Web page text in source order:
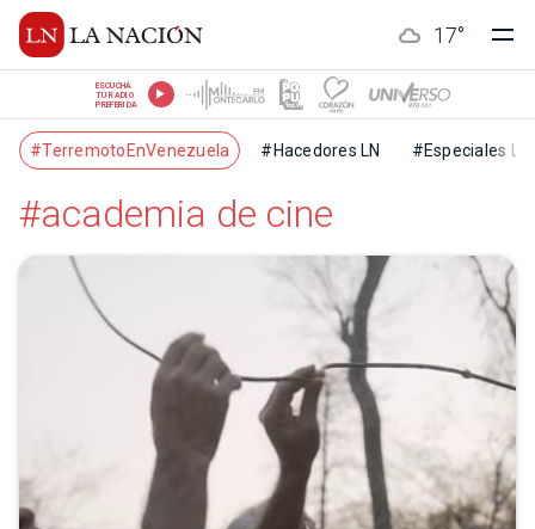
17°
ESCUCHÁ
TU RADIO
PREFERIDA
#TerremotoEnVenezuela #Hacedores LN #Especiales LN
#academia de cine